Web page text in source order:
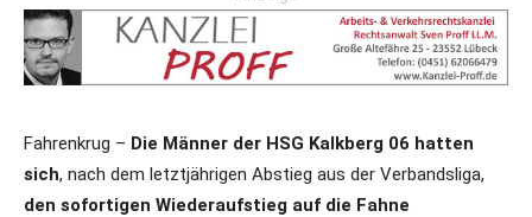
Fahrenkrug – Die Männer der HSG Kalkberg 06 hatten
sich, nach dem letztjährigen Abstieg aus der Verbandsliga,
den sofortigen Wiederaufstieg auf die Fahne